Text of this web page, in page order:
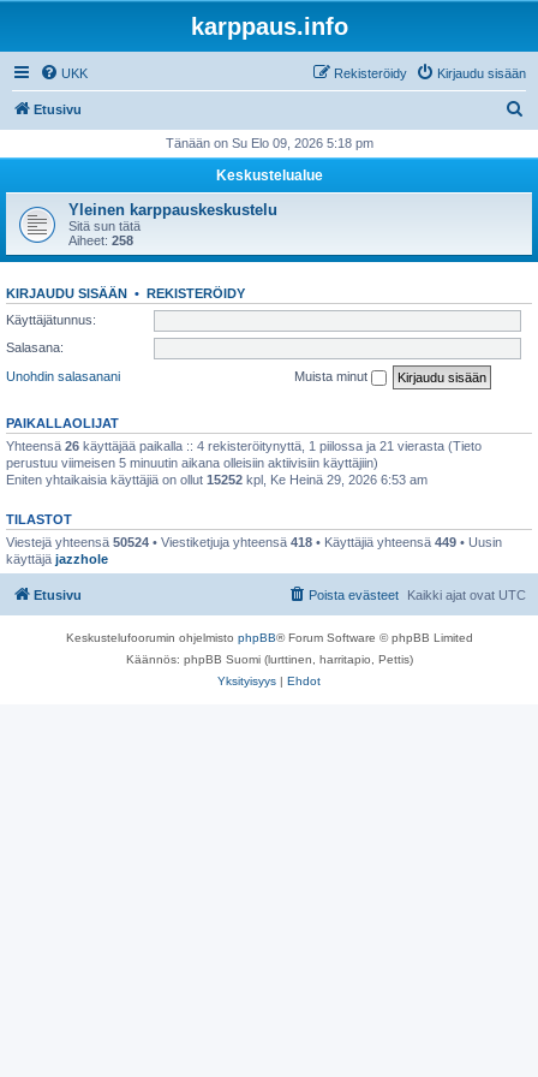
karppaus.info
UKK Kirjaudu sisään
Rekisteröidy
Etusivu
i
Tänään on Su Elo 09, 2026 5:18 pm
Keskustelualue
Yleinen karppauskeskustelu
Sitä sun tätä
Aiheet: 258
KIRJAUDU SISÄÄN • REKISTERÖIDY
Käyttäjätunnus:
Salasana:
Unohdin salasanani
Muista minut
PAIKALLAOLIJAT
Yhteensä 26 käyttäjää paikalla :: 4 rekisteröitynyttä, 1 piilossa ja 21 vierasta (Tieto
perustuu viimeisen 5 minuutin aikana olleisiin aktiivisiin käyttäjiin)
Eniten yhtaikaisia käyttäjiä on ollut 15252 kpl, Ke Heinä 29, 2026 6:53 am
TILASTOT
Viestejä yhteensä 50524 • Viestiketjuja yhteensä 418 • Käyttäjiä yhteensä 449 • Uusin
käyttäjä jazzhole
Etusivu Kaikki ajat ovat UTC
Poista evästeet
Keskustelufoorumin ohjelmisto phpBB® Forum Software © phpBB Limited
Käännös: phpBB Suomi (lurttinen, harritapio, Pettis)
Yksityisyys | Ehdot